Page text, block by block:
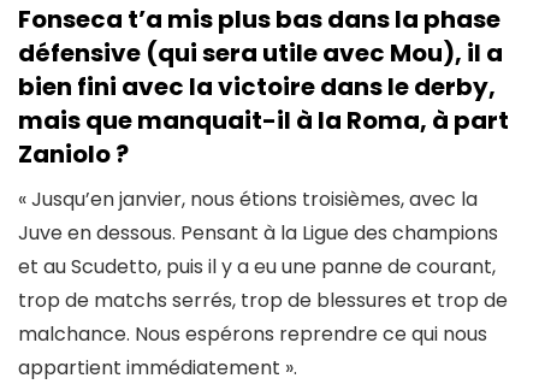
Fonseca t’a mis plus bas dans la phase
défensive (qui sera utile avec Mou), il a
bien fini avec la victoire dans le derby,
mais que manquait-il à la Roma, à part
Zaniolo ?
« Jusqu’en janvier, nous étions troisièmes, avec la
Juve en dessous. Pensant à la Ligue des champions
et au Scudetto, puis il y a eu une panne de courant,
trop de matchs serrés, trop de blessures et trop de
malchance. Nous espérons reprendre ce qui nous
appartient immédiatement ».